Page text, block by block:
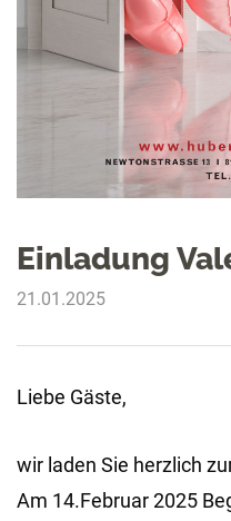
Einladung
21.01.2025
Liebe Gäste,
wir laden Sie herzlich
Am 14.Februar 2025